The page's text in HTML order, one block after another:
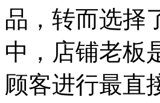
品，转而选择
中，店铺老板
顾客进行最直